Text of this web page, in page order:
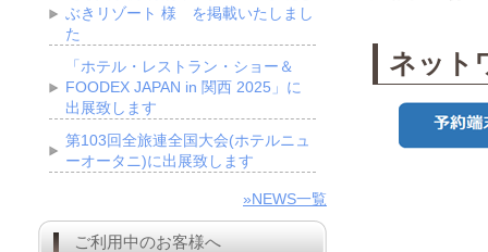
ネット
ぶきリゾート 様 を掲載いたしまし
た
「ホテル・レストラン・ショー＆
FOODEX JAPAN in 関西 2025」に
出展致します
第103回全旅連全国大会(ホテルニュ
ーオータニ)に出展致します
»NEWS一覧
ご利用中のお客様へ